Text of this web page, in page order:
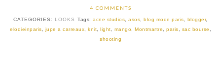
4 COMMENTS
CATEGORIES: LOOKS Tags:acne studios ,asos ,blog mode paris blogger,
elodieinparis
jupe a carreaux knit light mango Montmartre paris sac bourse
shooting